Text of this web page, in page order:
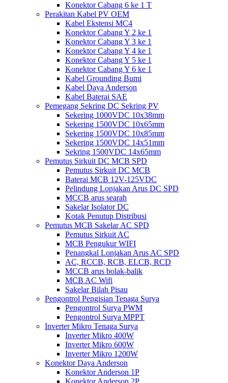
Konektor Cabang 6 ke 1 T
Perakitan Kabel PV OEM
Kabel Ekstensi MC4
Konektor Cabang Y 2 ke 1
Konektor Cabang Y 3 ke 1
Konektor Cabang Y 4 ke 1
Konektor Cabang Y 5 ke 1
Konektor Cabang Y 6 ke 1
Kabel Grounding Bumi
Kabel Daya Anderson
Kabel Baterai SAE
Pemegang Sekring DC Sekring PV
Sekering 1000VDC 10x38mm
Sekering 1500VDC 10x65mm
Sekering 1500VDC 10x85mm
Sekering 1500VDC 14x51mm
Sekring 1500VDC 14x65mm
Pemutus Sirkuit DC MCB SPD
Pemutus Sirkuit DC MCB
Baterai MCB 12V-125VDC
Pelindung Lonjakan Arus DC SPD
MCCB arus searah
Sakelar Isolator DC
Kotak Penutup Distribusi
Pemutus MCB Sakelar AC SPD
Pemutus Sirkuit AC
MCB Pengukur WIFI
Penangkal Lonjakan Arus AC SPD
AC, RCCB, RCB, ELCB, RCD
MCCB arus bolak-balik
MCB AC Wifi
Sakelar Bilah Pisau
Pengontrol Pengisian Tenaga Surya
Pengontrol Surya PWM
Pengontrol Surya MPPT
Inverter Mikro Tenaga Surya
Inverter Mikro 400W
Inverter Mikro 600W
Inverter Mikro 1200W
Konektor Daya Anderson
Konektor Anderson 1P
Konektor Anderson 2P